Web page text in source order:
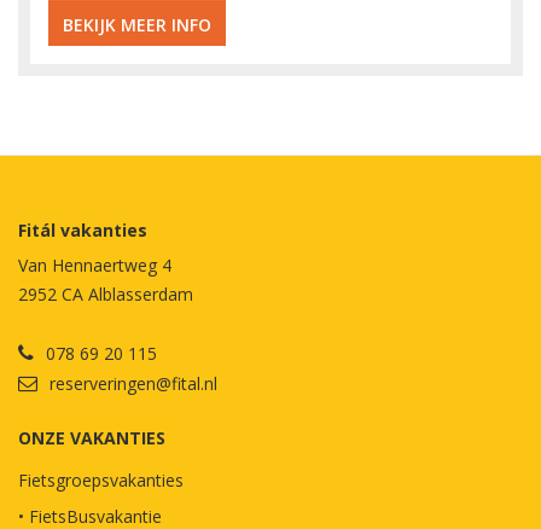
BEKIJK MEER INFO
Fitál vakanties
Van Hennaertweg 4
2952 CA Alblasserdam
078 69 20 115
reserveringen@fital.nl
ONZE VAKANTIES
Fietsgroepsvakanties
• FietsBusvakantie